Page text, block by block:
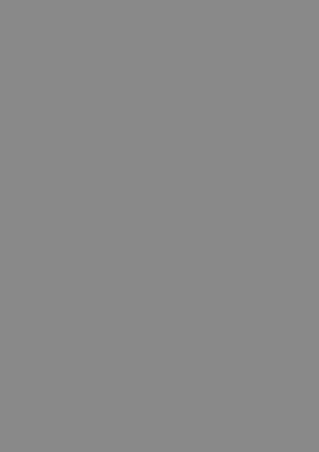
le richieste di
del sito
dal servizio
le preferenze
È
di analisi dei
con il sito.
visitatore
sulla
preferenze